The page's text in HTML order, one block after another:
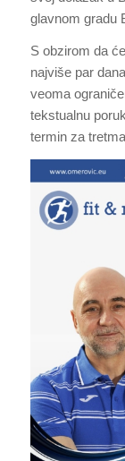
glavnom gradu
S obzirom da
najviše par
veoma
tekstualnu
termin za